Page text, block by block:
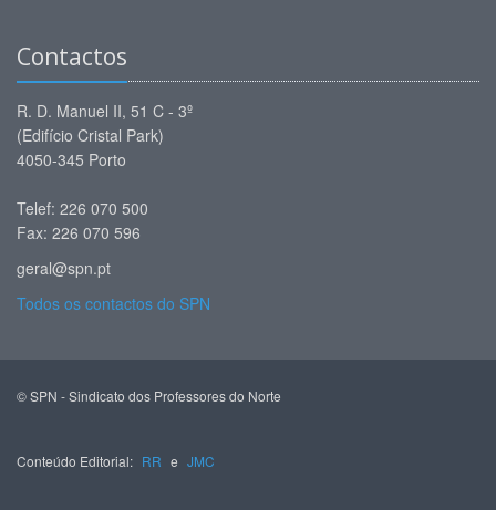
Contactos
R. D. Manuel II, 51 C - 3º
(Edifício Cristal Park)
4050-345 Porto
Telef: 226 070 500
Fax: 226 070 596
geral@spn.pt
Todos os contactos do SPN
© SPN - Sindicato dos Professores do Norte
Conteúdo Editorial: RR e JMC